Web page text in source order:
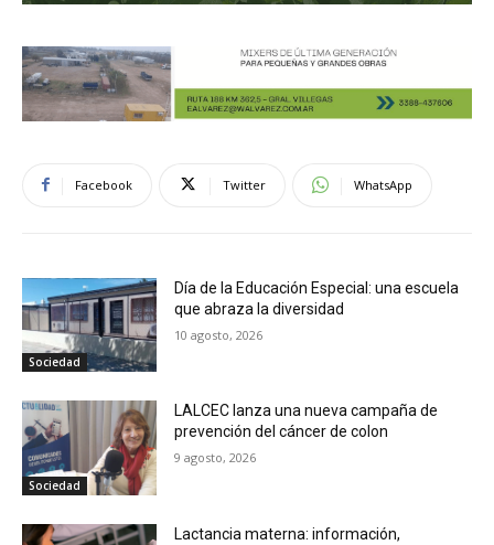
Facebook Twitter WhatsApp
Sociedad
Día de la Educación Especial: una escuela
que abraza la diversidad
10 agosto, 2026
Sociedad
LALCEC lanza una nueva campaña de
prevención del cáncer de colon
9 agosto, 2026
Lactancia materna: información,